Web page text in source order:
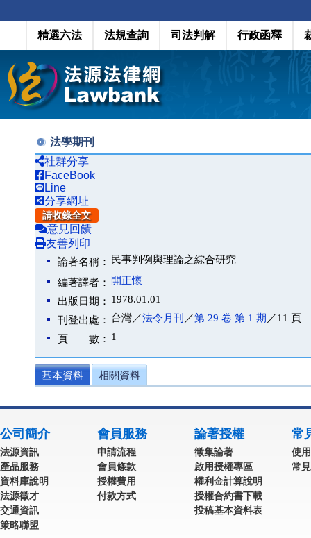
精選六法 法規查詢 司法判解 行政函釋
法學期刊
社群分享
FaceBook
Line
分享網址
請收錄全文
意見回饋
友善列印
論著名稱： 民事判例與理論之綜合研究
編著譯者：
開正懷
出版日期： 1978.01.01
刊登出處： 台灣／法令月刊 ／第 29 卷 第 1 期 ／11 頁
頁 數： 1
基本資料 相關資料
公司簡介
法源資訊
產品服務
資料庫說明
法源徵才
交通資訊
策略聯盟
會員服務
申請流程
會員條款
授權費用
付款方式
論著授權
徵集論著
啟用授權專區
權利金計算說明
授權合約書下載
投稿基本資料表
常
使
常